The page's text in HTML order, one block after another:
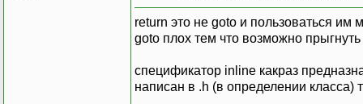
return это не goto и пользоваться
goto плох тем что возможно
спецификатор inline какраз
написан в .h (в определении